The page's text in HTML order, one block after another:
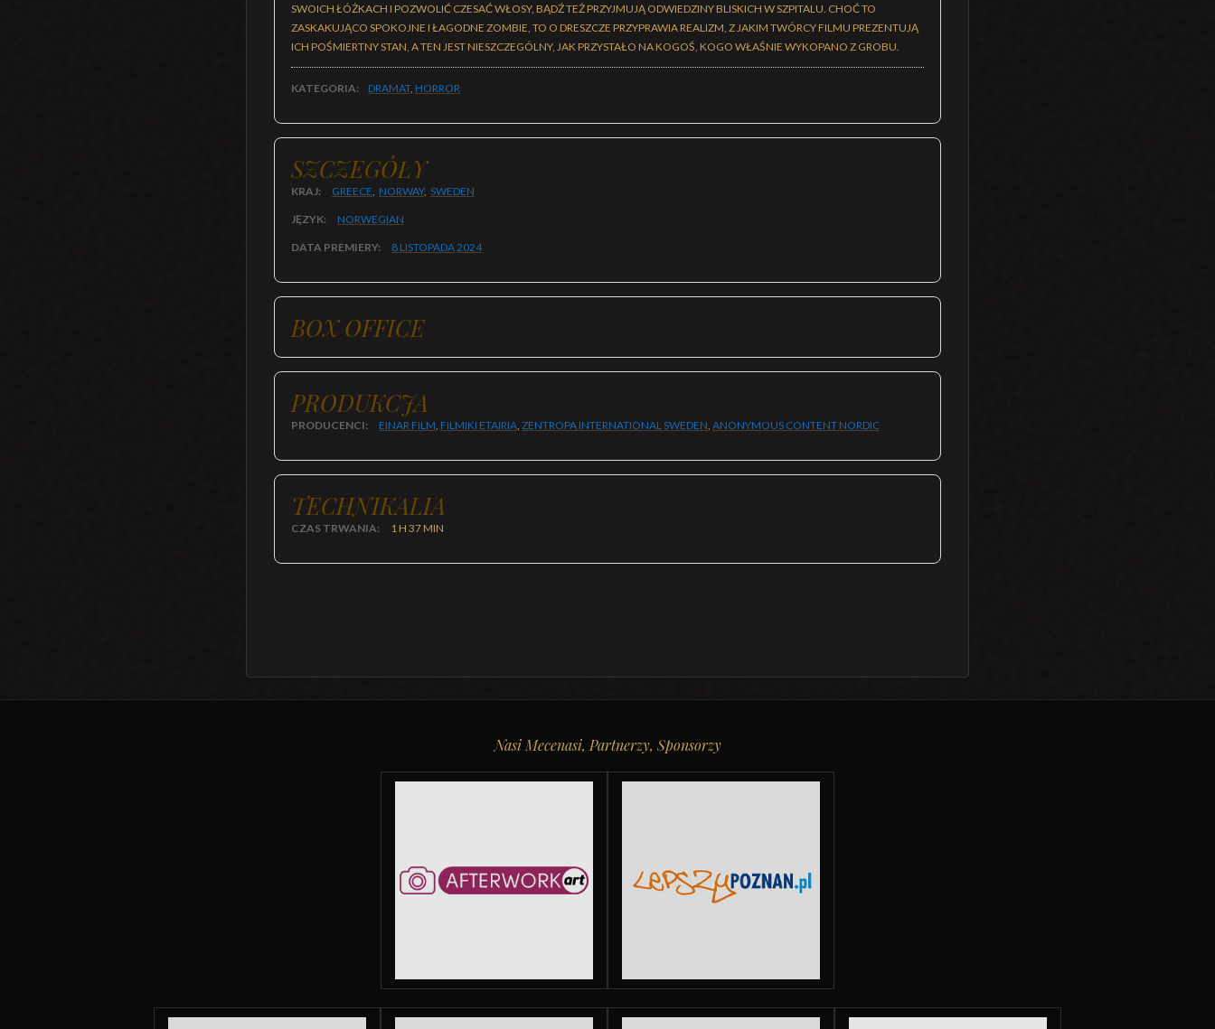
SWOICH ŁÓŻKACH I POZWOLIĆ CZESAĆ WŁOSY, BĄDŹ TEŻ PRZYJMUJĄ ODWIEDZINY BLISKICH W SZPITALU. CHOĆ TO
ZASKAKUJĄCO SPOKOJNE I ŁAGODNE ZOMBIE, TO O DRESZCZE PRZYPRAWIA REALIZM, Z JAKIM TWÓRCY FILMU PREZENTUJĄ
ICH POŚMIERTNY STAN, A TEN JEST NIESZCZEGÓLNY, JAK PRZYSTAŁO NA KOGOŚ, KOGO WŁAŚNIE WYKOPANO Z GROBU.
KATEGORIA: DRAMAT, HORROR
SZCZEGÓŁY
KRAJ: GREECE, NORWAY, SWEDEN
JĘZYK: NORWEGIAN
DATA PREMIERY: 8 LISTOPADA2024
BOX OFFICE
PRODUKCJA
PRODUCENCI: EINAR FILM, FILMIKI ETAIRIA, ZENTROPA INTERNATIONAL SWEDEN, ANONYMOUS CONTENT NORDIC
TECHNIKALIA
CZAS TRWANIA: 1 H 37 MIN
Nasi Mecenasi, Partnerzy, Sponsorzy